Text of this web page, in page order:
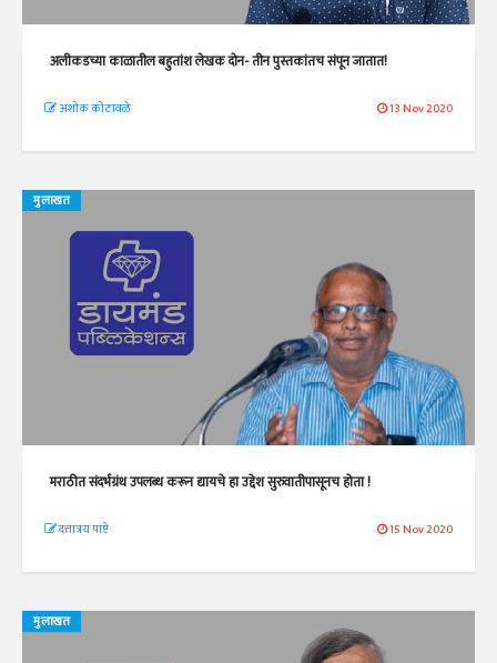
अलीकडच्या काळातील बहुतांश लेखक दोन- तीन पुस्तकांतच संपून जातात!
अशोक कोठावळे 13 Nov 2020
मुलाखत
मराठीत संदर्भग्रंथ उपलब्ध करून द्यायचे हा उद्देश सुरुवातीपासूनच होता !
दत्तात्रय पाष्टे 15 Nov 2020
मुलाखत